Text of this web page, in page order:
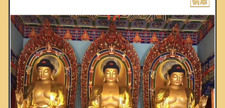
客户见证
常识问答
新闻资讯
荣誉资质